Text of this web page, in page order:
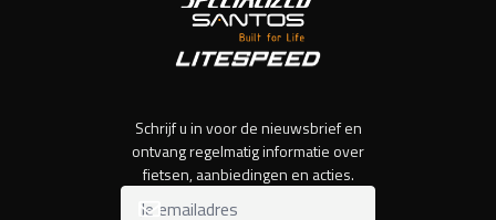
Schrijf u in voor de nieuwsbrief en
ontvang regelmatig informatie over
fietsen, aanbiedingen en acties.